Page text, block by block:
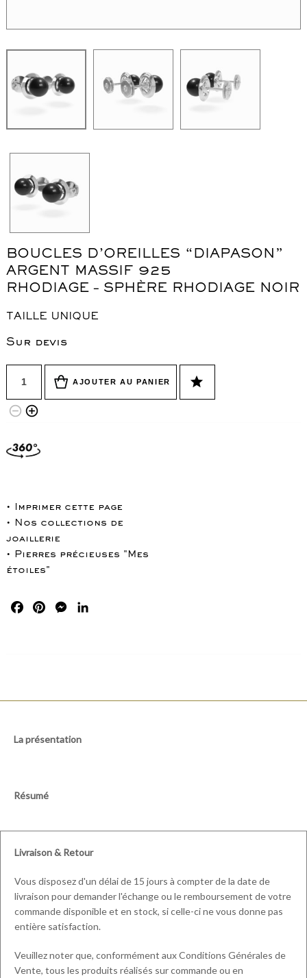
BOUCLES D’OREILLES “DIAPASON”
ARGENT MASSIF 925
RHODIAGE – SPHÈRE RHODIAGE NOIR
TAILLE UNIQUE
Sur devis
AJOUTER AU PANIER star
remove_circle_outline add_circle_outline
• Imprimer cette page
• Nos collections de
joaillerie
• Pierres précieuses "Mes
étoiles"
FacebookPinterestMessenger
La présentation
Résumé
Livraison & Retour
Vous disposez d'un délai de 15 jours à compter de la date de
livraison pour demander l'échange ou le remboursement de votre
commande disponible et en stock, si celle-ci ne vous donne pas
entière satisfaction.
Veuillez noter que, conformément aux Conditions Générales de
Vente, tous les produits réalisés sur commande ou en